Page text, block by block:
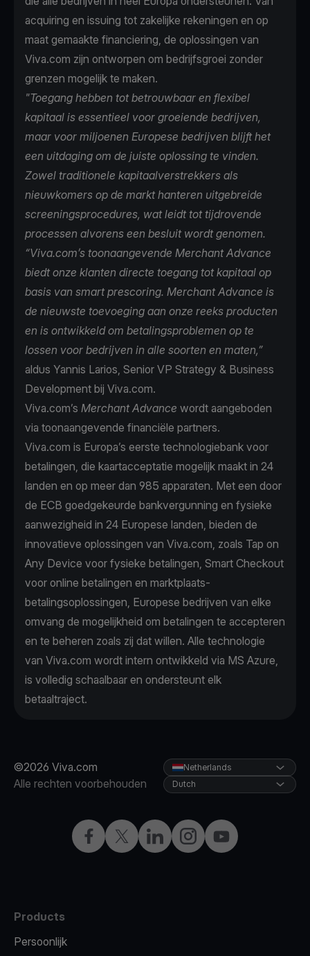
acquiring en issuing tot zakelijke rekeningen en op
maat gemaakte financiering, de oplossingen van
Viva.com zijn ontworpen om bedrijfsgroei zonder
grenzen mogelijk te maken.
"Toegang hebben tot betrouwbaar en flexibel
kapitaal is essentieel voor groeiende bedrijven,
maar voor miljoenen Europese bedrijven blijft het
een uitdaging om de juiste oplossing te vinden.
Zowel traditionele kapitaalverstrekkers als
nieuwkomers op de markt hanteren uitgebreide
screeningsprocedures, wat leidt tot tijdrovende
processen alvorens een besluit wordt genomen.
“Viva.com’s toonaangevende Merchant Advance
biedt onze klanten directe toegang tot kapitaal op
basis van smart prescoring. Merchant Advance is
de nieuwste toevoeging aan onze reeks producten
en is ontwikkeld om betalingsproblemen op te
lossen voor bedrijven in alle soorten en maten,”
aldus Yannis Larios, Senior VP Strategy & Business
Development bij Viva.com.
Viva.com’s Merchant Advance wordt aangeboden
via toonaangevende financiële partners.
Viva.com is Europa’s eerste technologiebank voor
betalingen, die kaartacceptatie mogelijk maakt in 24
landen en op meer dan 985 apparaten. Met een door
de ECB goedgekeurde bankvergunning en fysieke
aanwezigheid in 24 Europese landen, bieden de
innovatieve oplossingen van Viva.com, zoals Tap on
Any Device voor fysieke betalingen, Smart Checkout
voor online betalingen en marktplaats-
betalingsoplossingen, Europese bedrijven van elke
omvang de mogelijkheid om betalingen te accepteren
en te beheren zoals zij dat willen. Alle technologie
van Viva.com wordt intern ontwikkeld via MS Azure,
is volledig schaalbaar en ondersteunt elk
betaaltraject.
©2026 Viva.com
Alle rechten voorbehouden
FacebookTwitterLinkedInInstagramYouTube
Netherlands
Dutch
Products
Persoonlijk